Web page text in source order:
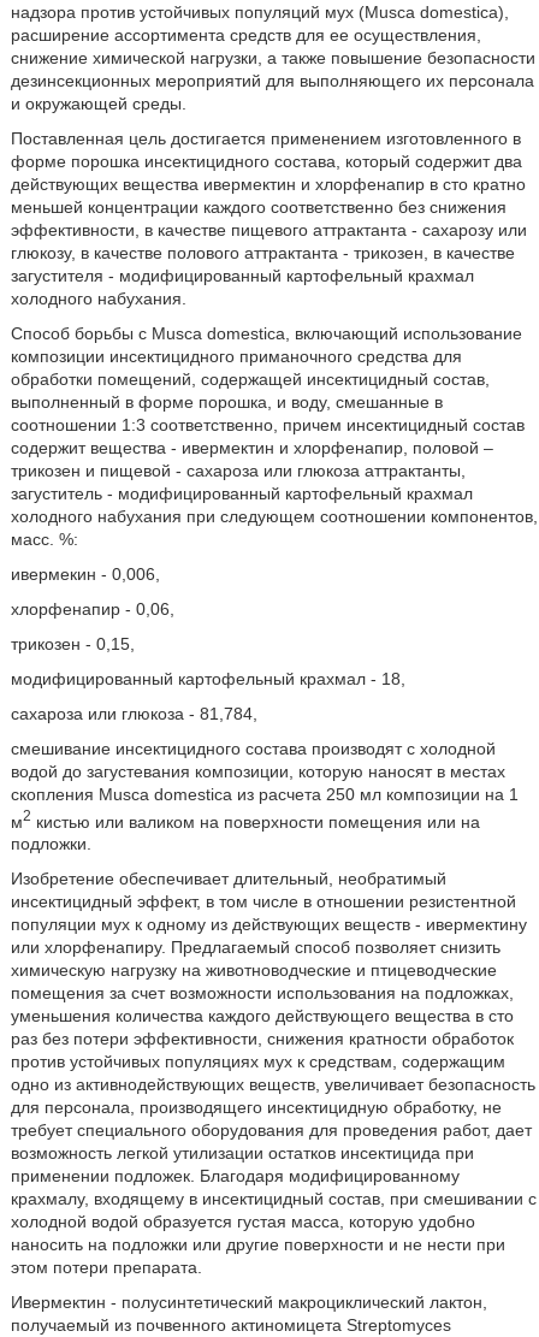
надзора против устойчивых популяций мух (Musca domestica),
расширение ассортимента средств для ее осуществления,
снижение химической нагрузки, а также повышение безопасности
дезинсекционных мероприятий для выполняющего их персонала
и окружающей среды.
Поставленная цель достигается применением изготовленного в
форме порошка инсектицидного состава, который содержит два
действующих вещества ивермектин и хлорфенапир в сто кратно
меньшей концентрации каждого соответственно без снижения
эффективности, в качестве пищевого аттрактанта - сахарозу или
глюкозу, в качестве полового аттрактанта - трикозен, в качестве
загустителя - модифицированный картофельный крахмал
холодного набухания.
Способ борьбы с Musca domestica, включающий использование
композиции инсектицидного приманочного средства для
обработки помещений, содержащей инсектицидный состав,
выполненный в форме порошка, и воду, смешанные в
соотношении 1:3 соответственно, причем инсектицидный состав
содержит вещества - ивермектин и хлорфенапир, половой –
трикозен и пищевой - сахароза или глюкоза аттрактанты,
загуститель - модифицированный картофельный крахмал
холодного набухания при следующем соотношении компонентов,
масс. %:
ивермекин - 0,006,
хлорфенапир - 0,06,
трикозен - 0,15,
модифицированный картофельный крахмал - 18,
сахароза или глюкоза - 81,784,
смешивание инсектицидного состава производят с холодной
водой до загустевания композиции, которую наносят в местах
скопления Musca domestica из расчета 250 мл композиции на 1
м2 кистью или валиком на поверхности помещения или на
подложки.
Изобретение обеспечивает длительный, необратимый
инсектицидный эффект, в том числе в отношении резистентной
популяции мух к одному из действующих веществ - ивермектину
или хлорфенапиру. Предлагаемый способ позволяет снизить
химическую нагрузку на животноводческие и птицеводческие
помещения за счет возможности использования на подложках,
уменьшения количества каждого действующего вещества в сто
раз без потери эффективности, снижения кратности обработок
против устойчивых популяциях мух к средствам, содержащим
одно из активнодействующих веществ, увеличивает безопасность
для персонала, производящего инсектицидную обработку, не
требует специального оборудования для проведения работ, дает
возможность легкой утилизации остатков инсектицида при
применении подложек. Благодаря модифицированному
крахмалу, входящему в инсектицидный состав, при смешивании с
холодной водой образуется густая масса, которую удобно
наносить на подложки или другие поверхности и не нести при
этом потери препарата.
Ивермектин - полусинтетический макроциклический лактон,
получаемый из почвенного актиномицета Streptomyces